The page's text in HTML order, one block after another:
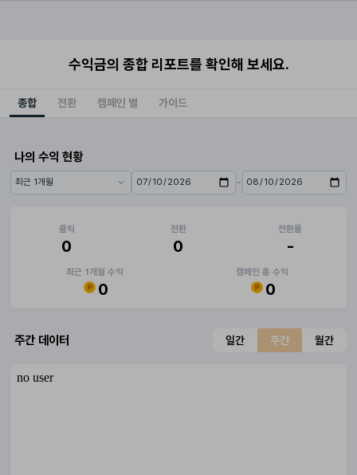
수익금의 종합 리포트를 확인해 보세요.
종합 전환 캠페인 별 가이드
나의 수익 현황
기간 프리셋 시작일 ~
종료일
클릭
0
전환
0
전환율
-
최근 1개월 수익
0
캠페인 총 수익
0
주간 데이터 일간 주간 월간